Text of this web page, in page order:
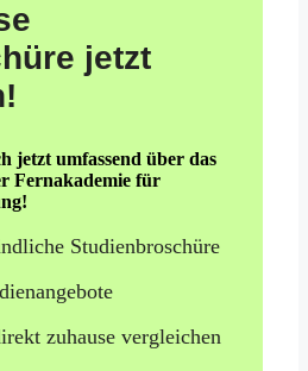
jetzt
jetzt umfassend über das
Fernakademie für
Studienbroschüre
zuhause vergleichen